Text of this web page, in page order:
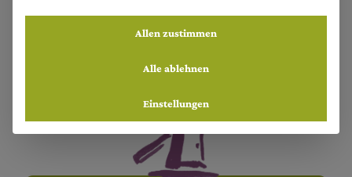
< zurück
Allen zustimmen
Alle ablehnen
Einstellungen